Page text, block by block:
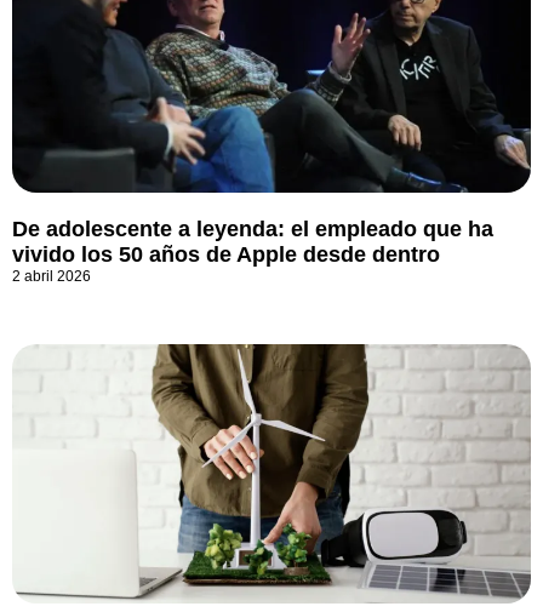
De adolescente a leyenda: el empleado que ha
vivido los 50 años de Apple desde dentro
2 abril 2026